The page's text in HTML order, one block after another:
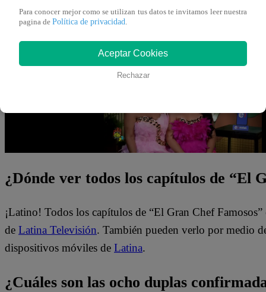
Famosos X2”. Josetty y Génnesis Hurtado; Rodrigo
Palao lucharon por su permanencia en el programa
consiguieron?
¿Dónde ver todos los capítulos de “El
¡Latino! Todos los capítulos de “El Gran Chef
de Latina Televisión. También pueden verlo por medio
dispositivos móviles de Latina.
¿Cuáles son las ocho duplas
Para conocer mejor como se utilizan tus datos te invitamos leer nuestra
pagina de Política de privacidad.
Aceptar Cookies
Rechazar